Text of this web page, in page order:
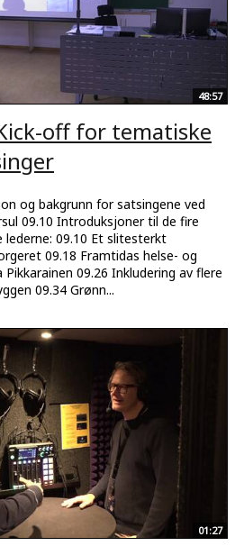
48:57
off for tematiske
og bakgrunn for satsingene ved
09.10 Introduksjoner til de fire
lederne: 09.10 Et slitesterkt
09.18 Framtidas helse- og
09.26 Inkludering av flere
09.34 Grønn...
01:27